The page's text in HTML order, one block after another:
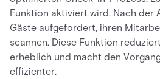
Funktion aktiviert wird. Nach der
Gäste aufgefordert, ihren
scannen. Diese Funktion
erheblich und macht den
effizienter.